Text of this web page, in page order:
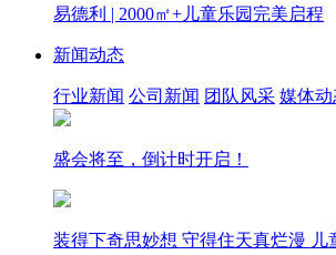
易德利 | 2000㎡+儿童乐园完美启程
新闻动态
行业新闻 公司新闻 团队风采 媒体动
盛会将至，倒计时开启！
装得下奇思妙想 守得住天真烂漫 儿